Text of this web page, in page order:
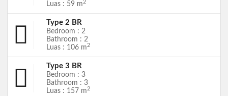
Luas : 59 m2
Type 2 BR
Bedroom : 2
Bathroom : 2
Luas : 106 m2
Type 3 BR
Bedroom : 3
Bathroom : 3
Luas : 157 m 2